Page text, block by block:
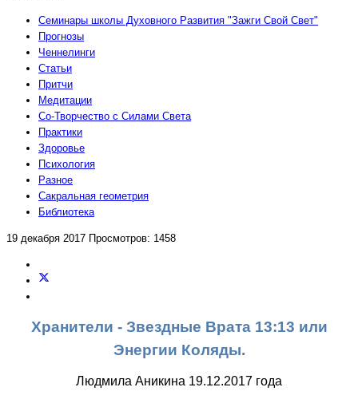
Семинары школы Духовного Развития "Зажги Свой Свет"
Прогнозы
Ченнелинги
Статьи
Притчи
Медитации
Со-Творчество с Силами Света
Практики
Здоровье
Психология
Разное
Сакральная геометрия
Библиотека
19 декабря 2017 Просмотров: 1458
Хранители - Звездные Врата 13:13 или
Энергии Коляды.
Людмила Аникина 19.12.2017 года